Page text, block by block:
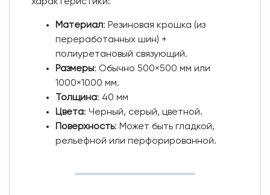
Материал: Резиновая крошка (из
переработанных шин) +
полиуретановый связующий.
Размеры: Обычно 500×500 мм или
1000×1000 мм.
Толщина: 40 мм
Цвета: Черный, серый, цветной.
Поверхность: Может быть гладкой,
рельефной или перфорированной.